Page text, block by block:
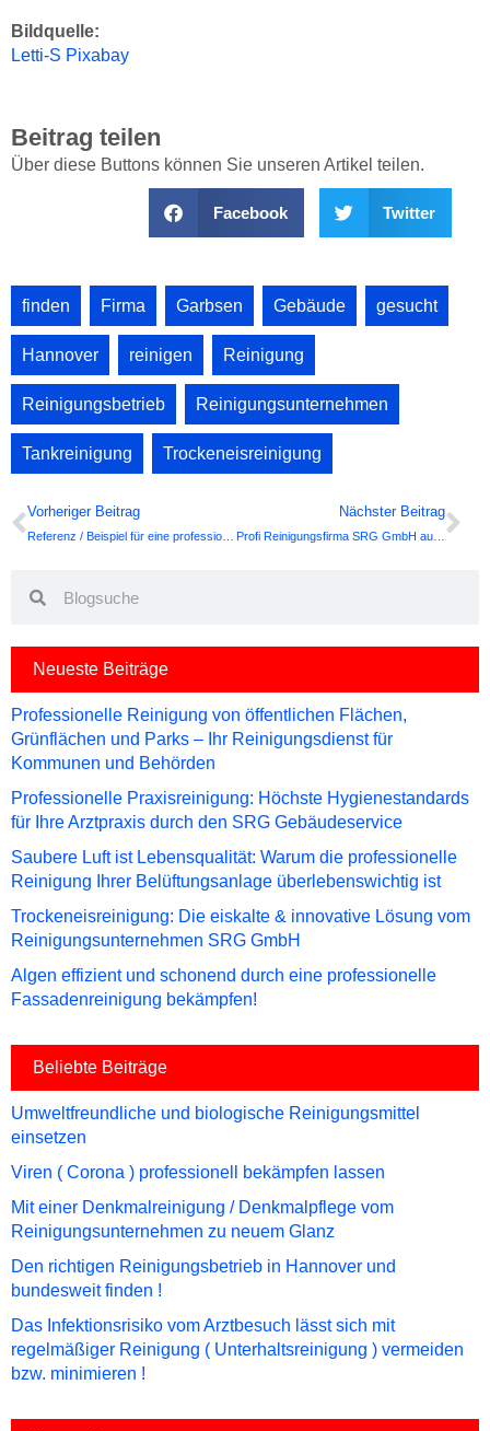
Bildquelle:
Letti-S Pixabay
Beitrag teilen
Über diese Buttons können Sie unseren Artikel teilen.
Facebook Twitter
finden Firma Garbsen Gebäude gesucht
Hannover reinigen Reinigung
Reinigungsbetrieb Reinigungsunternehmen
Tankreinigung Trockeneisreinigung
Prev
Vorheriger Beitrag Nächster Beitrag
Neueste Beiträge
Professionelle Reinigung von öffentlichen Flächen,
Grünflächen und Parks – Ihr Reinigungsdienst für
Kommunen und Behörden
Professionelle Praxisreinigung: Höchste Hygienestandards
für Ihre Arztpraxis durch den SRG Gebäudeservice
Saubere Luft ist Lebensqualität: Warum die professionelle
Reinigung Ihrer Belüftungsanlage überlebenswichtig ist
Trockeneisreinigung: Die eiskalte & innovative Lösung vom
Reinigungsunternehmen SRG GmbH
Algen effizient und schonend durch eine professionelle
Fassadenreinigung bekämpfen!
Beliebte Beiträge
Umweltfreundliche und biologische Reinigungsmittel
einsetzen
Viren ( Corona ) professionell bekämpfen lassen
Mit einer Denkmalreinigung / Denkmalpflege vom
Reinigungsunternehmen zu neuem Glanz
Den richtigen Reinigungsbetrieb in Hannover und
bundesweit finden !
Das Infektionsrisiko vom Arztbesuch lässt sich mit
regelmäßiger Reinigung ( Unterhaltsreinigung ) vermeiden
bzw. minimieren !